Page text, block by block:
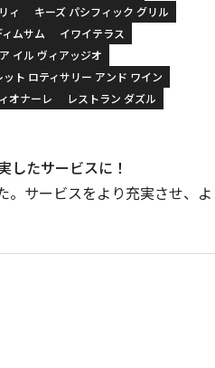
ィ
キーズ パシフィック グリル
ムサム
イワイテラス
イル ヴィアッジオ
ット ロティサリー アンド ワイン
オナーレ
レストラン ダズル
したサービスに！
。サービスをより充実させ、よ